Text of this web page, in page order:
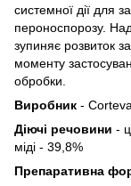
системної дії для
пероноспорозу.
зупиняє розвиток
моменту
обробки.
Виробник -
Діючі речовини -
міді - 39,8%
Препаративна